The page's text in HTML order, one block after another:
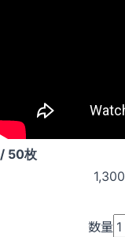
50枚
1,300
数量